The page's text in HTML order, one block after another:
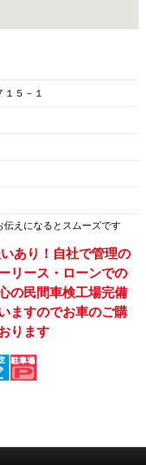
１５－１
伝えになるとスムーズです
あり！自社で管理の
リース・ローンでの
の民間車検工場完備
ますのでお車のご購
ります